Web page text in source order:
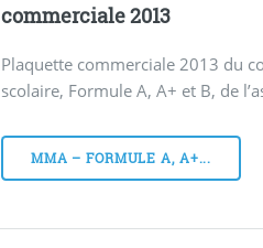
commerciale 2013
Plaquette commerciale 2013 du
scolaire, Formule A, A+ et B, de
MMA – FORMULE A, A+...